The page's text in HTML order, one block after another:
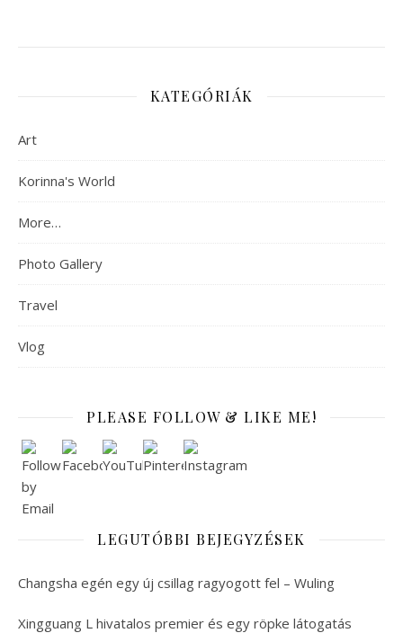
KATEGÓRIÁK
Art
Korinna's World
More…
Photo Gallery
Travel
Vlog
PLEASE FOLLOW & LIKE ME!
LEGUTÓBBI BEJEGYZÉSEK
Changsha egén egy új csillag ragyogott fel – Wuling
Xingguang L hivatalos premier és egy röpke látogatás